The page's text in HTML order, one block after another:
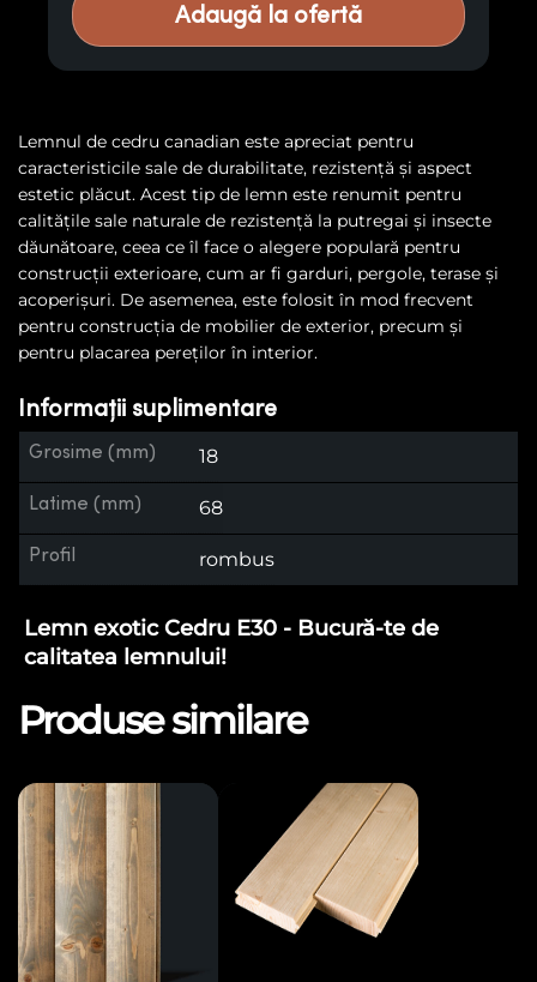
Adaugă la ofertă
Lemnul de cedru canadian este apreciat pentru
caracteristicile sale de durabilitate, rezistență și aspect
estetic plăcut. Acest tip de lemn este renumit pentru
calitățile sale naturale de rezistență la putregai și insecte
dăunătoare, ceea ce îl face o alegere populară pentru
construcții exterioare, cum ar fi garduri, pergole, terase și
acoperișuri. De asemenea, este folosit în mod frecvent
pentru construcția de mobilier de exterior, precum și
pentru placarea pereților în interior.
Informații suplimentare
Grosime (mm) 18
Latime (mm) 68
Profil rombus
Lemn exotic Cedru E30 - Bucură-te de
calitatea lemnului!
Produse similare